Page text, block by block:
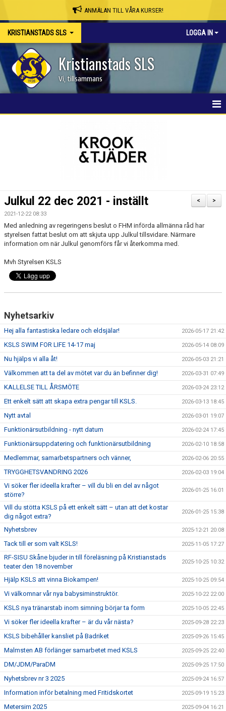
ANMÄLAN TILL VÅRA KURSER!
KRISTIANSTADS SLS LOGGA IN
Kristianstads SLS
Vi, tillsammans
KSLS WEBBSHOP
BLI PARTNER
FÖRÄLDER
VÅRA TÄVLINGAR
VÅRA EVENEMANG
KSLS FOR UKRAINE
WALL OF MEMORIES
>
<
Julkul 22 dec 2021 - inställt
2021-12-22 08:33
Med anledning av regeringens beslut o FHM införda allmänna råd har
styrelsen fattat beslut om att skjuta upp Julkul tillsvidare. Närmare
information om när Julkul genomförs får vi återkomma med.
Mvh Styrelsen KSLS
Nyhetsarkiv
Hej alla fantastiska ledare och eldsjälar! 2026-05-17 21:42
KSLS SWIM FOR LIFE 14-17 maj 2026-05-14 08:09
Nu hjälps vi alla åt! 2026-05-03 21:21
Välkommen att ta del av mötet var du än befinner dig! 2026-03-31 07:49
KALLELSE TILL ÅRSMÖTE 2026-03-24 23:12
Ett enkelt sätt att skapa extra pengar till KSLS. 2026-03-13 18:45
Nytt avtal 2026-03-01 19:07
Funktionärsutbildning - nytt datum 2026-02-24 17:45
Funktionärsuppdatering och funktionärsutbildning 2026-02-10 18:58
Medlemmar, samarbetspartners och vänner, 2026-02-06 20:55
TRYGGHETSVANDRING 2026 2026-02-03 19:04
Vi söker fler ideella krafter – vill du bli en del av något
större?
2026-01-25 16:01
Vill du stötta KSLS på ett enkelt sätt – utan att det kostar
dig något extra?
2026-01-25 15:38
Nyhetsbrev 2025-12-21 20:08
Tack till er som valt KSLS! 2025-11-05 17:27
RF-SISU Skåne bjuder in till föreläsning på Kristianstads
teater den 18 november
2025-10-25 10:32
Hjälp KSLS att vinna Biokampen! 2025-10-25 09:54
Vi välkomnar vår nya babysiminstruktör. 2025-10-22 22:00
KSLS nya tränarstab inom simning börjar ta form 2025-10-05 22:45
Vi söker fler ideella krafter – är du vår nästa? 2025-09-28 22:23
KSLS bibehåller kansliet på Badriket 2025-09-26 15:45
Malmsten AB förlänger samarbetet med KSLS 2025-09-25 22:40
DM/JDM/ParaDM 2025-09-25 17:50
Nyhetsbrev nr 3 2025 2025-09-24 16:57
Information inför betalning med Fritidskortet 2025-09-19 15:23
Metersim 2025 2025-09-04 16:21